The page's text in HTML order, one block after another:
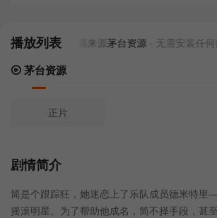
播放列表当前资源来源茅台资源- 无需安装任何
茅台资源
正片
剧情简介
简是个跟踪狂，她迷恋上了乐队成员德米特
摇滚明星。为了帮助他成名，简不择手段，甚